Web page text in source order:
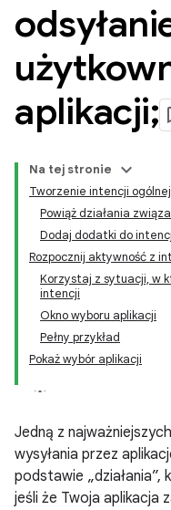
aplikacji;
Na tej stronie
Tworzenie intencji ogólnej
Powiąż działania
Dodaj dodatki do
Rozpocznij aktywność z
Korzystaj z sytuacji, w
intencji
Okno wyboru aplikacji
Pełny przykład
Pokaż wybór aplikacji
Jedną z
wysyłania przez
podstawie „działania”,
jeśli że Twoja aplikacja